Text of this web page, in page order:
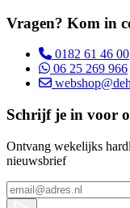
Vragen? Kom in
0182 61 46 00
06 25 269 966
Schrijf je in voor
Ontvang wekelijks
nieuwsbrief